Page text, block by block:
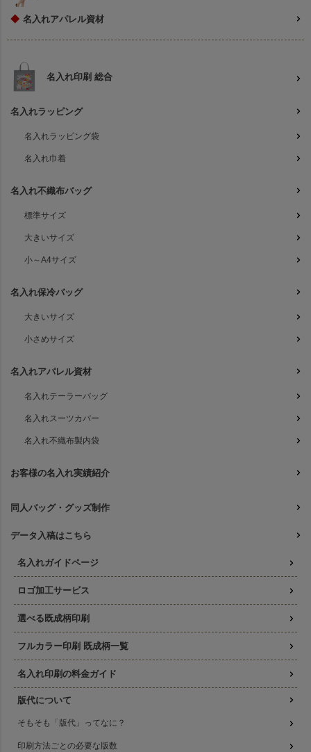
◆ 名入れアパレル資材
名入れ印刷 総合
名入れラッピング
名入れラッピング袋
名入れ巾着
名入れ不織布バッグ
標準サイズ
大きいサイズ
小～A4サイズ
名入れ保冷バッグ
大きいサイズ
小さめサイズ
名入れアパレル資材
名入れテーラーバッグ
名入れスーツカバー
名入れ不織布製内袋
お客様の名入れ実績紹介
同人バッグ・グッズ制作
データ入稿はこちら
名入れガイドページ
ロゴ加工サービス
選べる既成柄印刷
フルカラー印刷 既成柄一覧
名入れ印刷の料金ガイド
版代について
そもそも「版代」ってなに？
印刷方法ごとの必要な版数